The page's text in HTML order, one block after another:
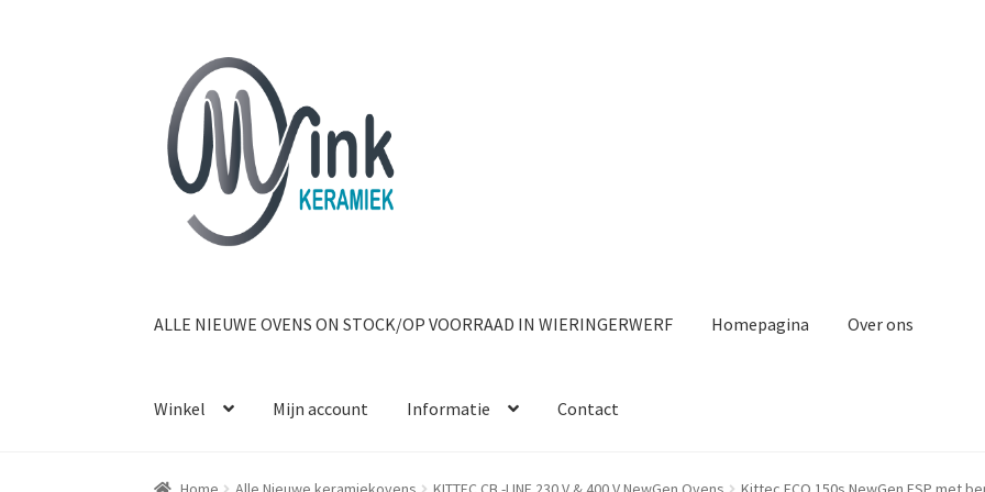
Ga door naar navigatie
Ga naar de inhoud
ALLE NIEUWE OVENS ON STOCK/OP VOORRAAD IN WIERINGERWERF Homepagina Over ons
Winkel Mijn account Informatie Contact